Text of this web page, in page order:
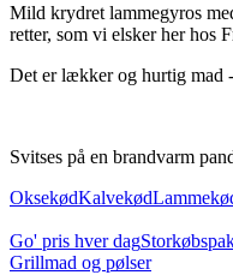
Mild krydret lammegyros
retter, som vi elsker her hos
Det er lækker og hurtig mad
Svitses på en brandvarm
OksekødKalvekød
Go' pris hver dag
Grillmad og pølser